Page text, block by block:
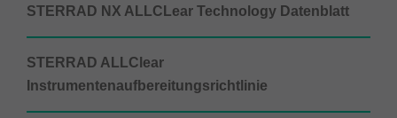
STERRAD NX ALLCLear Technology Datenblatt
STERRAD ALLClear
Instrumentenaufbereitungsrichtlinie